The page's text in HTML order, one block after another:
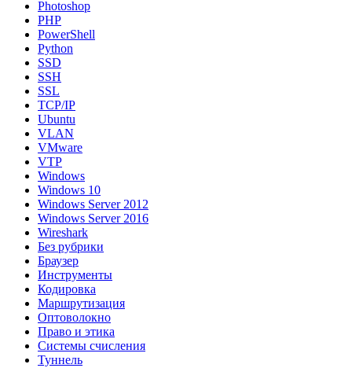
Photoshop
PHP
PowerShell
Python
SSD
SSH
SSL
TCP/IP
Ubuntu
VLAN
VMware
VTP
Windows
Windows 10
Windows Server 2012
Windows Server 2016
Wireshark
Без рубрики
Браузер
Инструменты
Кодировка
Маршрутизация
Оптоволокно
Право и этика
Системы счисления
Туннель